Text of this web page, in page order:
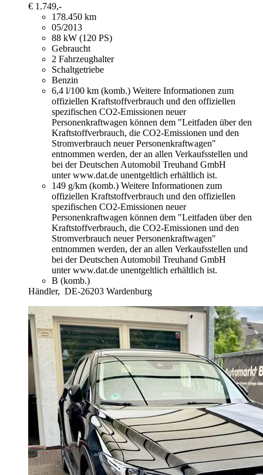
€ 1.749,-
178.450 km
05/2013
88 kW (120 PS)
Gebraucht
2 Fahrzeughalter
Schaltgetriebe
Benzin
6,4 l/100 km (komb.) Weitere Informationen zum
offiziellen Kraftstoffverbrauch und den offiziellen
spezifischen CO2-Emissionen neuer
Personenkraftwagen können dem "Leitfaden über den
Kraftstoffverbrauch, die CO2-Emissionen und den
Stromverbrauch neuer Personenkraftwagen"
entnommen werden, der an allen Verkaufsstellen und
bei der Deutschen Automobil Treuhand GmbH
unter www.dat.de unentgeltlich erhältlich ist.
149 g/km (komb.) Weitere Informationen zum
offiziellen Kraftstoffverbrauch und den offiziellen
spezifischen CO2-Emissionen neuer
Personenkraftwagen können dem "Leitfaden über den
Kraftstoffverbrauch, die CO2-Emissionen und den
Stromverbrauch neuer Personenkraftwagen"
entnommen werden, der an allen Verkaufsstellen und
bei der Deutschen Automobil Treuhand GmbH
unter www.dat.de unentgeltlich erhältlich ist.
B (komb.)
Händler, DE-26203 Wardenburg